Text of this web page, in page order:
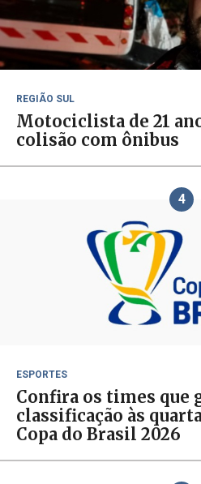
REGIÃO SUL
Motociclista de 21
colisão com ônibus
4
ESPORTES
Confira os times que
classificação às
Copa do Brasil 2026